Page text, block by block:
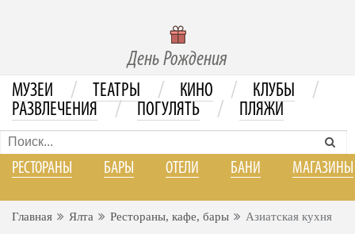
День Рождения
МУЗЕИ / ТЕАТРЫ / КИНО / КЛУБЫ /
РАЗВЛЕЧЕНИЯ / ПОГУЛЯТЬ / ПЛЯЖИ
РЕСТОРАНЫ БАРЫ ОТЕЛИ БАНИ МАГАЗИНЫ
Главная Ялта Рестораны, кафе, бары Азиатская кухня